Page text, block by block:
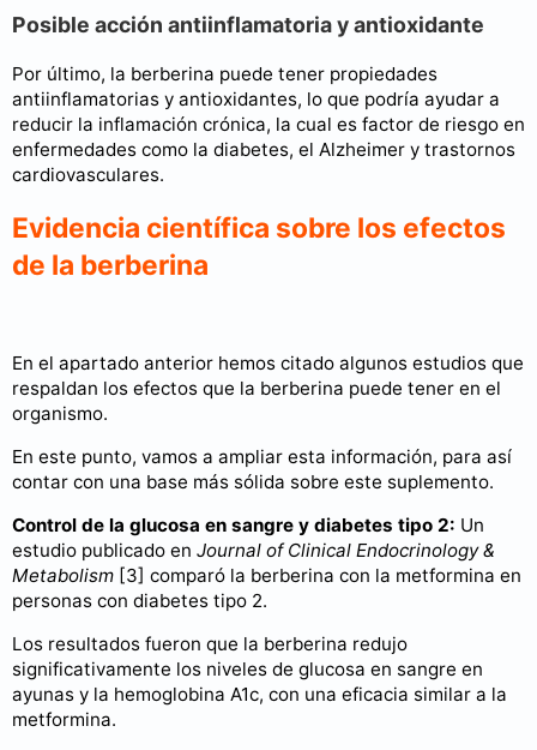
Posible acción antiinflamatoria y antioxidante
Por último, la berberina puede tener propiedades
antiinflamatorias y antioxidantes, lo que podría ayudar a
reducir la inflamación crónica, la cual es factor de riesgo en
enfermedades como la diabetes, el Alzheimer y trastornos
cardiovasculares.
Evidencia científica sobre los efectos
de la berberina
En el apartado anterior hemos citado algunos estudios que
respaldan los efectos que la berberina puede tener en el
organismo.
En este punto, vamos a ampliar esta información, para así
contar con una base más sólida sobre este suplemento.
Control de la glucosa en sangre y diabetes tipo 2: Un
estudio publicado en Journal of Clinical Endocrinology &
Metabolism [3] comparó la berberina con la metformina en
personas con diabetes tipo 2.
Los resultados fueron que la berberina redujo
significativamente los niveles de glucosa en sangre en
ayunas y la hemoglobina A1c, con una eficacia similar a la
metformina.